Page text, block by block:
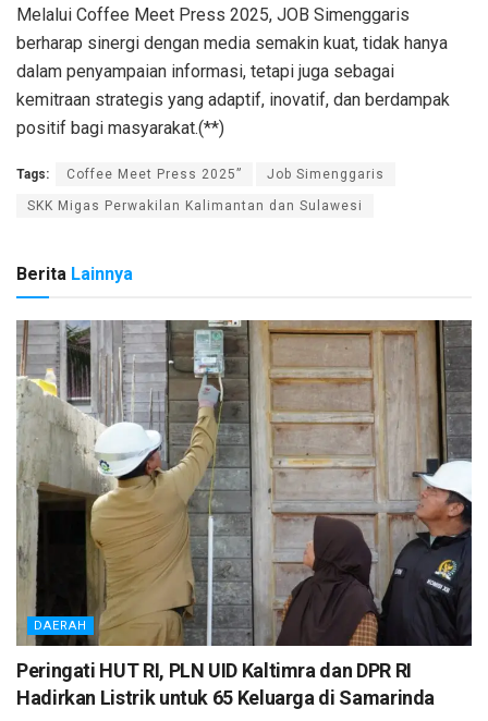
Melalui Coffee Meet Press 2025, JOB Simenggaris
berharap sinergi dengan media semakin kuat, tidak hanya
dalam penyampaian informasi, tetapi juga sebagai
kemitraan strategis yang adaptif, inovatif, dan berdampak
positif bagi masyarakat.(**)
Tags: Coffee Meet Press 2025” Job Simenggaris
SKK Migas Perwakilan Kalimantan dan Sulawesi
Berita Lainnya
DAERAH
Peringati HUT RI, PLN UID Kaltimra dan DPR RI
Hadirkan Listrik untuk 65 Keluarga di Samarinda